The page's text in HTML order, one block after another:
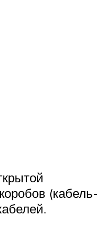
(кабель-